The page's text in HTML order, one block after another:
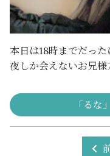
本日は18時までだっ
夜しか会えないお兄
「るな